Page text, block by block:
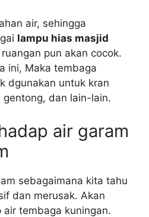
air, sehingga
lampu hias masjid
pun akan cocok.
ini, Maka tembaga
dgunakan untuk kran
dan lain-lain.
air garam
sebagaimana kita tahu
dan merusak. Akan
tembaga kuningan.